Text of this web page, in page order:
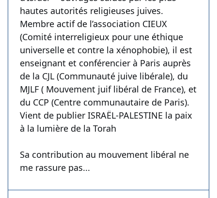
hautes autorités religieuses juives.
Membre actif de l’association CIEUX
(Comité interreligieux pour une éthique
universelle et contre la xénophobie), il est
enseignant et conférencier à Paris auprès
de la CJL (Communauté juive libérale), du
MJLF ( Mouvement juif libéral de France), et
du CCP (Centre communautaire de Paris).
Vient de publier ISRAËL-PALESTINE la paix
à la lumière de la Torah
Sa contribution au mouvement libéral ne
me rassure pas...